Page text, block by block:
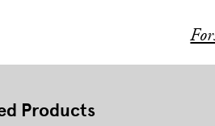
Products